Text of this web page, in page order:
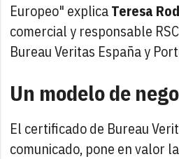
Europeo" explicaTeresa
comercial y responsable
Bureau Veritas España y
Un modelo de
El certificado de Bureau
comunicado, pone en valor